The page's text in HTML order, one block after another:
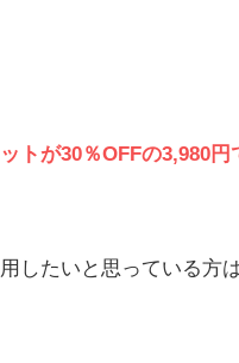
トが30％OFFの3,980円
したいと思っている方